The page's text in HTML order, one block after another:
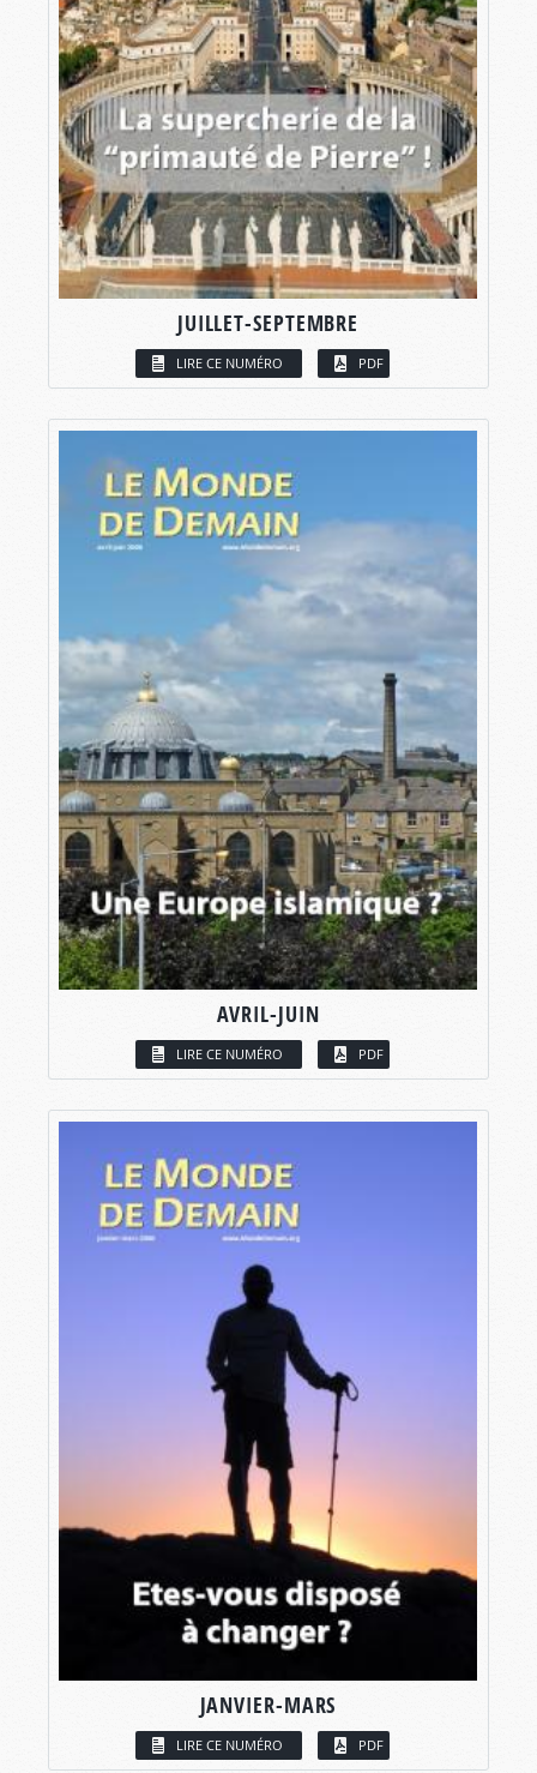
JUILLET-SEPTEMBRE
LIRE CE NUMÉRO PDF
AVRIL-JUIN
LIRE CE NUMÉRO PDF
JANVIER-MARS
LIRE CE NUMÉRO PDF